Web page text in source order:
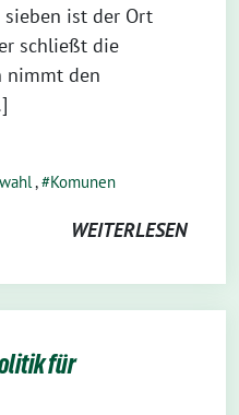
ist der Ort
schließt die
nimmt den
, Komunen
WEITERLESEN
für